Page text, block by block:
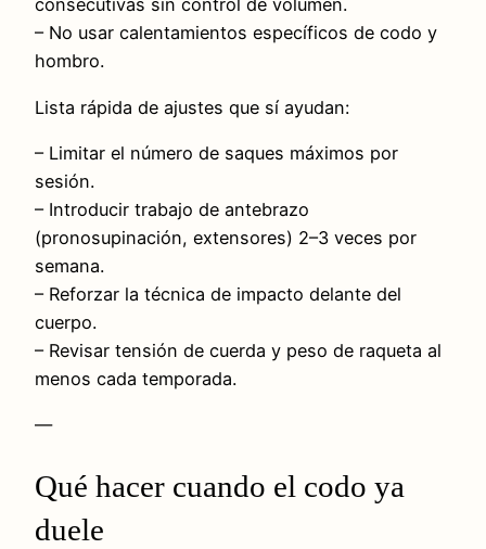
consecutivas sin control de volumen.
– No usar calentamientos específicos de codo y
hombro.
Lista rápida de ajustes que sí ayudan:
– Limitar el número de saques máximos por
sesión.
– Introducir trabajo de antebrazo
(pronosupinación, extensores) 2–3 veces por
semana.
– Reforzar la técnica de impacto delante del
cuerpo.
– Revisar tensión de cuerda y peso de raqueta al
menos cada temporada.
—
Qué hacer cuando el codo ya
duele